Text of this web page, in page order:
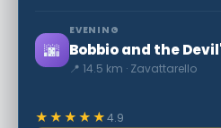
🌆
EVENING
📍 14.5 km · Zavattarello
★★★★★4.9